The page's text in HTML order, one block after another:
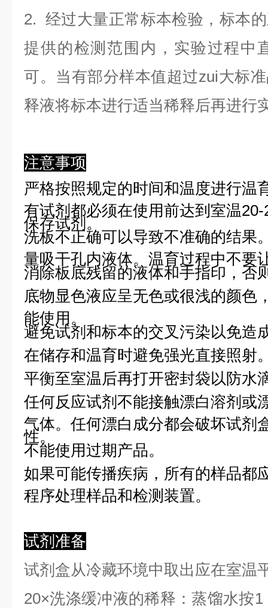
2. 经过大量正常标本检验，标本
提供的检测范围内，实验过程中
可。当有部分样本值超过zui大标
释液将标本进行适当稀释后再进行
注意事项
严格按照规定的时间和温度进行温
有试剂都必须在使用前达到室温
保存试剂。
洗板不正确可以导致不准确的结果
量吸干孔内液体。温育过程中不要
消除板底残留的液体和手指印，否
底物显色液应呈无色或很浅的颜色
能使用。
避免试剂和标本的交叉污染以免造
在储存和温育时避免强光直接照射
平衡至室温后再打开密封袋以防水
任何反应试剂不能接触漂白溶剂或
气体。任何漂白成分都会破坏试剂
性。
不能使用过期产品。
如果可能传播疾病，所有的样品都
程序处理样品和检测装置。
试剂准备
试剂盒从冷藏环境中取出应在室温
20×洗涤缓冲液的稀释：蒸馏水按